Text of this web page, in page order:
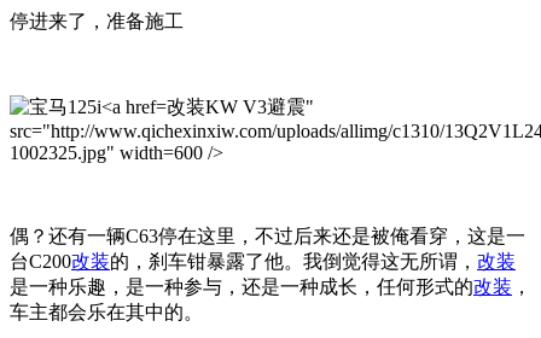
停进来了，准备施工
改装KW V3避震"
src="http://www.qichexinxiw.com/uploads/allimg/c1310/
1002325.jpg" width=600 />
偶？还有一辆C63停在这里，不过后来还是被俺看穿，这是一
台C200改装的，刹车钳暴露了他。我倒觉得这无所谓， 改装
是一种乐趣，是一种参与，还是一种成长，任何形式的改装 ，
车主都会乐在其中的。